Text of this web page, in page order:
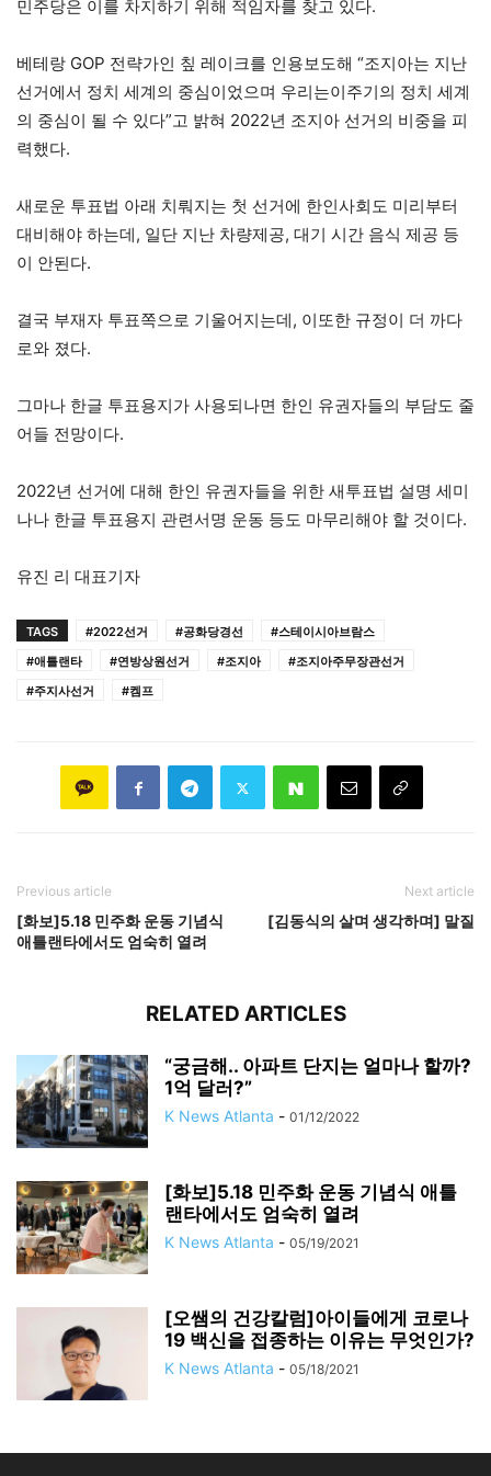
민주당은 이를 차지하기 위해 적임자를 찾고 있다.
베테랑 GOP 전략가인 칲 레이크를 인용보도해 “조지아는 지난
선거에서 정치 세계의 중심이었으며 우리는이주기의 정치 세계
의 중심이 될 수 있다”고 밝혀 2022년 조지아 선거의 비중을 피
력했다.
새로운 투표법 아래 치뤄지는 첫 선거에 한인사회도 미리부터
대비해야 하는데, 일단 지난 차량제공, 대기 시간 음식 제공 등
이 안된다.
결국 부재자 투표쪽으로 기울어지는데, 이또한 규정이 더 까다
로와 졌다.
그마나 한글 투표용지가 사용되나면 한인 유권자들의 부담도 줄
어들 전망이다.
2022년 선거에 대해 한인 유권자들을 위한 새투표법 설명 세미
나나 한글 투표용지 관련서명 운동 등도 마무리해야 할 것이다.
유진 리 대표기자
TAGS #2022선거 #공화당경선
#스테이시아브람스
#애틀랜타
#연방상원선거 #조지아
#조지아주무장관선거
#주지사선거
#켐프
Previous article
[화보]5.18 민주화 운동 기념식
애틀랜타에서도 엄숙히 열려
Next article
[김동식의 살며 생각하며] 말질
RELATED ARTICLES
“궁금해.. 아파트 단지는 얼마나 할까?
1억 달러?”
K News Atlanta - 01/12/2022
[화보]5.18 민주화 운동 기념식 애틀
랜타에서도 엄숙히 열려
K News Atlanta - 05/19/2021
[오쌤의 건강칼럼]아이들에게 코로나
19 백신을 접종하는 이유는 무엇인가?
K News Atlanta - 05/18/2021